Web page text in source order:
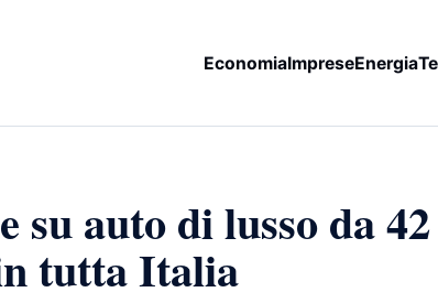
EconomiaImpreseEnergia
su auto di lusso da
tutta Italia